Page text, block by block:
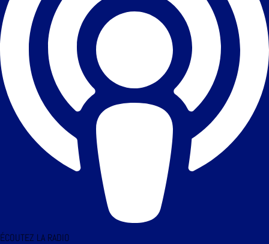
ÉCOUTEZ LA RADIO